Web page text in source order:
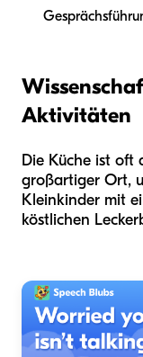
Aktivitäten
Die Küche ist oft
großartiger Ort,
Kleinkinder mit
köstlichen